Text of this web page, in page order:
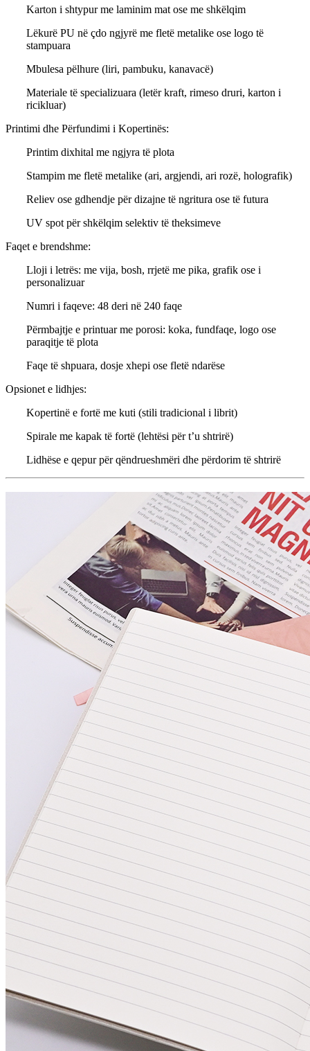
Karton i shtypur me laminim mat ose me shkëlqim
Lëkurë PU në çdo ngjyrë me fletë metalike ose logo të
stampuara
Mbulesa pëlhure (liri, pambuku, kanavacë)
Materiale të specializuara (letër kraft, rimeso druri, karton i
ricikluar)
Printimi dhe Përfundimi i Kopertinës:
Printim dixhital me ngjyra të plota
Stampim me fletë metalike (ari, argjendi, ari rozë, holografik)
Reliev ose gdhendje për dizajne të ngritura ose të futura
UV spot për shkëlqim selektiv të theksimeve
Faqet e brendshme:
Lloji i letrës: me vija, bosh, rrjetë me pika, grafik ose i
personalizuar
Numri i faqeve: 48 deri në 240 faqe
Përmbajtje e printuar me porosi: koka, fundfaqe, logo ose
paraqitje të plota
Faqe të shpuara, dosje xhepi ose fletë ndarëse
Opsionet e lidhjes:
Kopertinë e fortë me kuti (stili tradicional i librit)
Spirale me kapak të fortë (lehtësi për t’u shtrirë)
Lidhëse e qepur për qëndrueshmëri dhe përdorim të shtrirë